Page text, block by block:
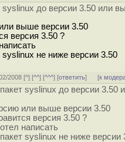
syslinux до версии 3.50 или
выше версии 3.50
версия 3.50 ?
не ниже версии 3.50
2008 [^] [^^] [^^^] [ответить] [к
syslinux до версии 3.50
или выше версии 3.50
версия 3.50 ?
написать
syslinux не ниже версии